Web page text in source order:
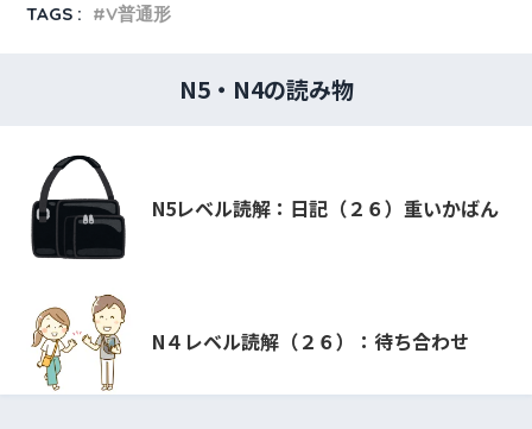
TAGS :
V普通形
N5・N4の読み物
N5レベル読解：日記（２６）重いかばん
N４レベル読解（２６）：待ち合わせ